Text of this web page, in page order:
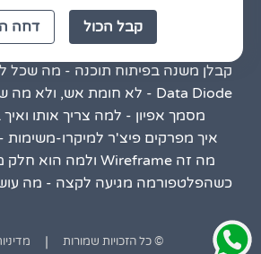
קבל הכול דחה
כתבות חדשות
מסמך אפיון - למה צריך אותו ואיך
איך מפרקים פיצ'ר למיקרו-
מה זה Wireframe ולמה הוא חלק מתהליך האפיון?
© כל הזכויות שמורות |